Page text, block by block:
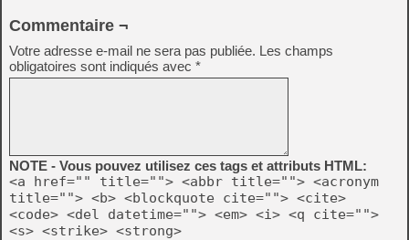
Commentaire ¬
Votre adresse e-mail ne sera pas publiée. Les champs
obligatoires sont indiqués avec *
NOTE - Vous pouvez utilisez ces tags et attributs HTML:
<a href="" title=""> <abbr title=""> <acronym
title=""> <b> <blockquote cite=""> <cite>
<code> <del datetime=""> <em> <i> <q cite="">
<s> <strike> <strong>